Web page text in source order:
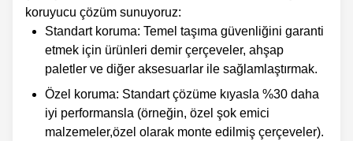
koruyucu çözüm sunuyoruz:
Standart koruma: Temel taşıma güvenliğini garanti
etmek için ürünleri demir çerçeveler, ahşap
paletler ve diğer aksesuarlar ile sağlamlaştırmak.
Özel koruma: Standart çözüme kıyasla %30 daha
iyi performansla (örneğin, özel şok emici
malzemeler,özel olarak monte edilmiş çerçeveler).